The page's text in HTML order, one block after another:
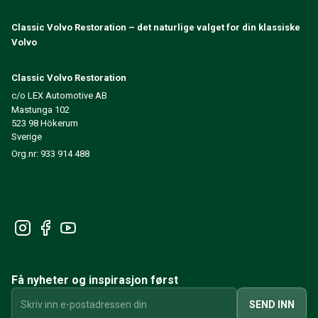
240/260 Kjølesystem
240/260 Kraftoverføring / bakaksel
Reservedeler til 740/760/780
740/760/780 Bremsesystem
700 Drivstoff-/avgassystem
740/760/780 Kraftoverføring/bakaksel
700 Kjølesystem
Varme-/Friskluftsanlegg 700
Dekk/Felg/Navkapsler 700
740/760/780 Interiør
740/760/780 Forvogn
Classic Volvo Restoration – det naturlige valget for din klassiske
Volvo
Classic Volvo Restoration
c/o LEX Automotive AB
Mastunga 102
523 98 Hökerum
Sverige
Org.nr: 933 914 488
Få nyheter og inspirasjon først
SEND INN